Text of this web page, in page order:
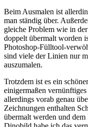
Beim Ausmalen ist
man ständig über.
gleiche Problem wie in
doppelt übermalt worden
Photoshop-Fülltool-
sind viele der Linien nur
auszumalen.
Trotzdem ist es ein
einigermaßen
allerdings vorab genau
Zeichnungen enthalten
übermalt werden und